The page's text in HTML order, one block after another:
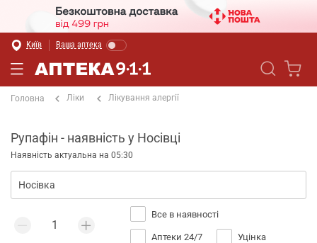
Київ Ваша аптека
Головна Ліки Лікування алергії
Рупафін - наявність у Носівці
Наявність актуальна на 05:30
Все в наявності
Аптеки 24/7 Уцінка